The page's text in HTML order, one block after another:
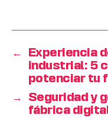
←
Experiencia
industrial: 5
potenciar tu
→
Seguridad y
fábrica